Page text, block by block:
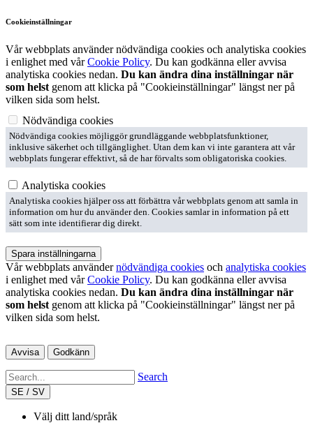
Cookieinställningar
Vår webbplats använder nödvändiga cookies och analytiska cookies
i enlighet med vårCookie Policy. Du kan godkänna eller avvisa
analytiska cookies nedan. Du kan ändra dina inställningar när
som helst genom att klicka på "Cookieinställningar" längst ner på
vilken sida som helst.
Nödvändiga cookies
Nödvändiga cookies möjliggör grundläggande webbplatsfunktioner,
inklusive säkerhet och tillgänglighet. Utan dem kan vi inte garantera att vår
webbplats fungerar effektivt, så de har förvalts som obligatoriska cookies.
Analytiska cookies
Analytiska cookies hjälper oss att förbättra vår webbplats genom att samla in
information om hur du använder den. Cookies samlar in information på ett
sätt som inte identifierar dig direkt.
Spara inställningarna
Vår webbplats användernödvändiga cookies och analytiska cookies
i enlighet med vårCookie Policy. Du kan godkänna eller avvisa
analytiska cookies nedan. Du kan ändra dina inställningar när
som helst genom att klicka på "Cookieinställningar" längst ner på
vilken sida som helst.
Avvisa Godkänn
Search
SE / SV
Välj ditt land/språk